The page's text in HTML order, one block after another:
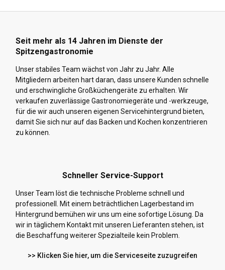
Seit mehr als 14 Jahren im Dienste der
Spitzengastronomie
Unser stabiles Team wächst von Jahr zu Jahr. Alle
Mitgliedern arbeiten hart daran, dass unsere Kunden schnelle
und erschwingliche Großküchengeräte zu erhalten. Wir
verkaufen zuverlässige Gastronomiegeräte und -werkzeuge,
für die wir auch unseren eigenen Servicehintergrund bieten,
damit Sie sich nur auf das Backen und Kochen konzentrieren
zu können.
Schneller Service-Support
Unser Team löst die technische Probleme schnell und
professionell. Mit einem beträchtlichen Lagerbestand im
Hintergrund bemühen wir uns um eine sofortige Lösung. Da
wir in täglichem Kontakt mit unseren Lieferanten stehen, ist
die Beschaffung weiterer Spezialteile kein Problem.
>> Klicken Sie hier, um die Serviceseite zuzugreifen